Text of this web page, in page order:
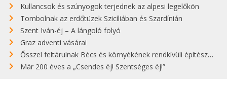
Kullancsok és szúnyogok terjednek az alpesi legelőkön
Tombolnak az erdőtüzek Szicíliában és Szardínián
Szent Iván-éj – A lángoló folyó
Graz adventi vásárai
Ősszel feltárulnak Bécs és környékének rendkívüli építészeti kincsei
Már 200 éves a „Csendes éj! Szentséges éj!”